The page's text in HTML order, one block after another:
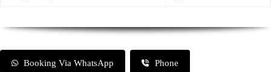
Booking Via WhatsApp Phone